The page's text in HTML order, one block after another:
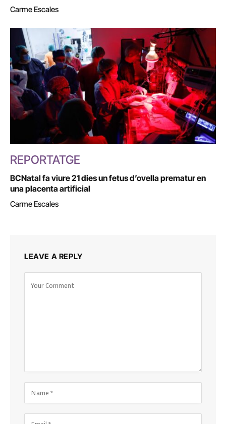
Carme Escales
REPORTATGE
BCNatal fa viure 21 dies un fetus d’ovella prematur en
una placenta artificial
Carme Escales
LEAVE A REPLY